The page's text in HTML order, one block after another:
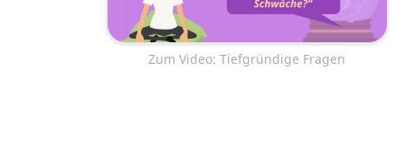
Zum Video: Tiefgründige Fragen